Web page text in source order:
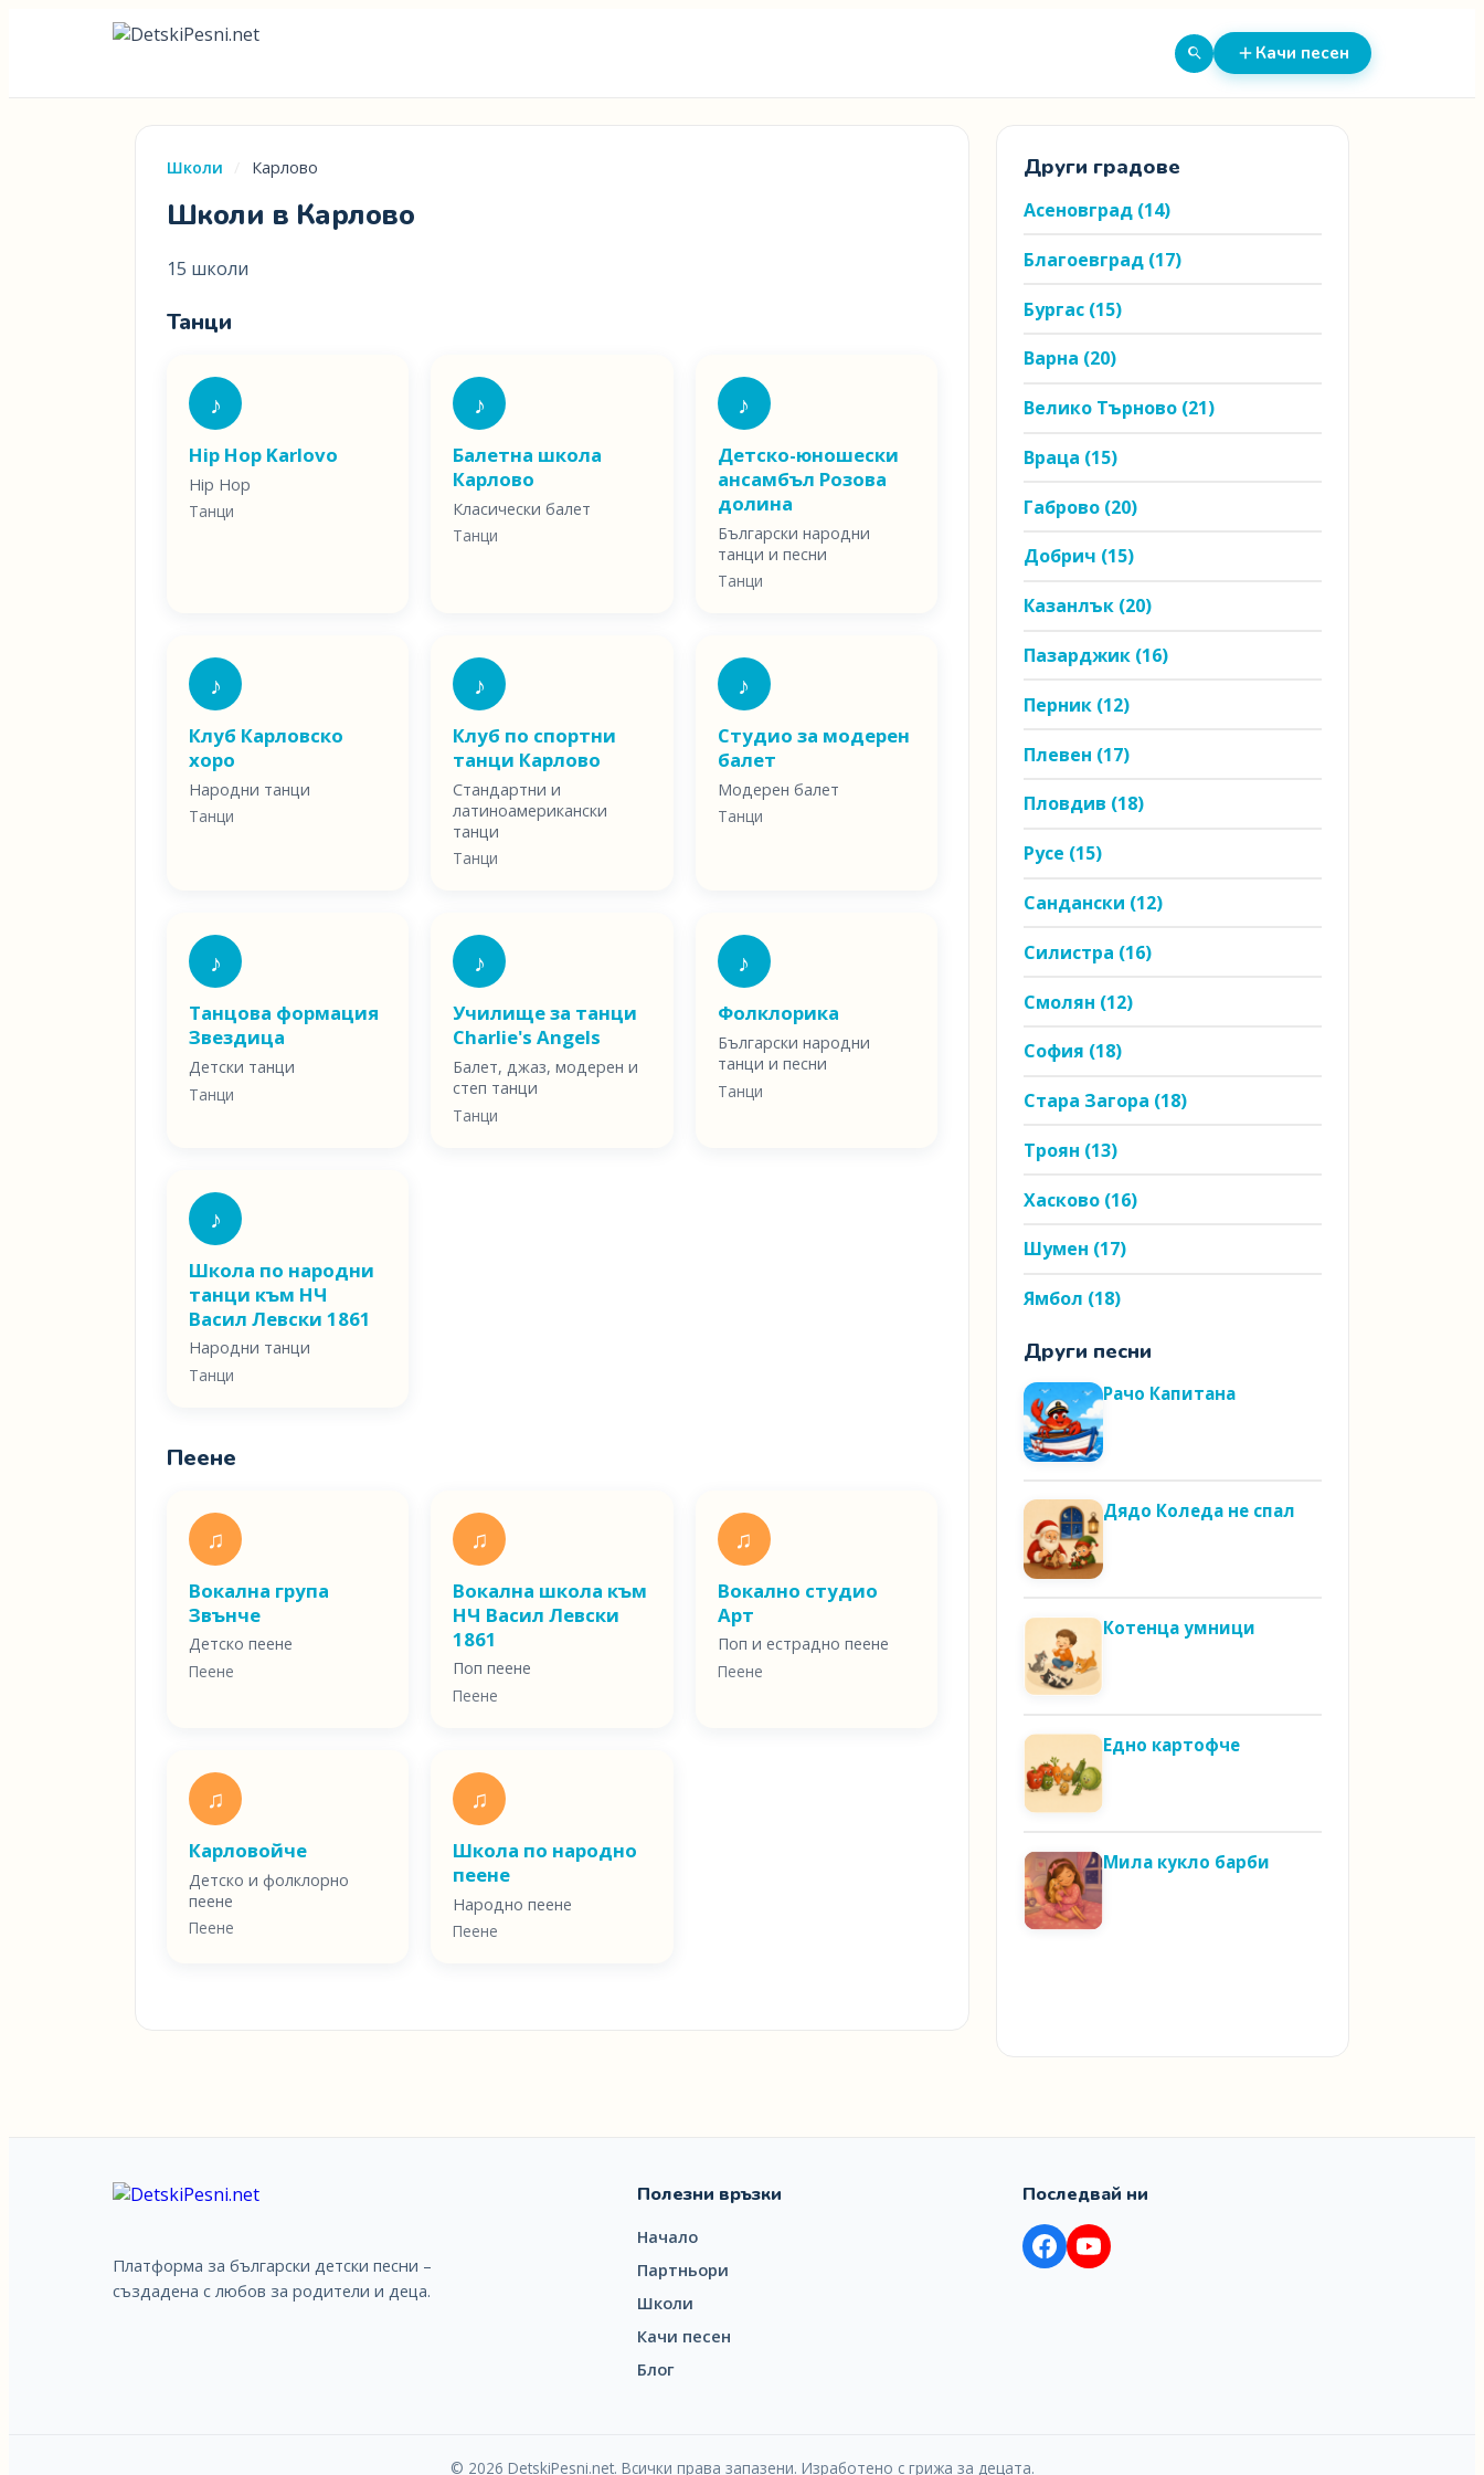
Качи песен
Школи Карлово
Школи в Карлово
15 школи
Танци
♪
Hip Hop Karlovo
Hip Hop
Танци
♪
Балетна школа
Карлово
Класически балет
Танци
♪
Детско-юношески
ансамбъл Розова
долина
Български народни
танци и песни
Танци
♪
Клуб Карловско
хоро
Народни танци
Танци
♪
Клуб по спортни
танци Карлово
Стандартни и
латиноамерикански
танци
Танци
♪
Студио за модерен
балет
Модерен балет
Танци
♪
Танцова формация
Звездица
Детски танци
Танци
♪
Училище за танци
Charlie's Angels
Балет, джаз, модерен и
степ танци
Танци
♪
Фолклорика
Български народни
танци и песни
Танци
♪
Школа по народни
танци към НЧ
Васил Левски 1861
Народни танци
Танци
Пеене
♫
Вокална група
Звънче
Детско пеене
Пеене
♫
Вокална школа към
НЧ Васил Левски
1861
Поп пеене
Пеене
♫
Вокално студио
Арт
Поп и естрадно пеене
Пеене
♫
Карловойче
Детско и фолклорно
пеене
Пеене
♫
Школа по народно
пеене
Народно пеене
Пеене
Други градове
Асеновград (14)
Благоевград (17)
Бургас (15)
Варна (20)
Велико Търново (21)
Враца (15)
Габрово (20)
Добрич (15)
Казанлък (20)
Пазарджик (16)
Перник (12)
Плевен (17)
Пловдив (18)
Русе (15)
Сандански (12)
Силистра (16)
Смолян (12)
София (18)
Стара Загора (18)
Троян (13)
Хасково (16)
Шумен (17)
Ямбол (18)
Други песни
Рачо Капитана
Дядо Коледа не спал
Котенца умници
Едно картофче
Мила кукло барби
Платформа за български детски песни –
създадена с любов за родители и деца.
Полезни връзки
Начало
Партньори
Школи
Качи песен
Блог
Последвай ни
© 2026 DetskiPesni.net. Всички права запазени. Изработено с грижа за децата.